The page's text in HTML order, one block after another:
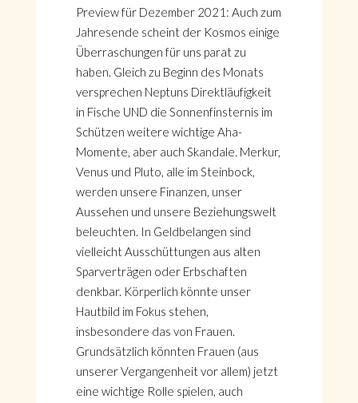
Preview für Dezember 2021: Auch zum
Jahresende scheint der Kosmos einige
Überraschungen für uns parat zu
haben. Gleich zu Beginn des Monats
versprechen Neptuns Direktläufigkeit
in Fische UND die Sonnenfinsternis im
Schützen weitere wichtige Aha-
Momente, aber auch Skandale. Merkur,
Venus und Pluto, alle im Steinbock,
werden unsere Finanzen, unser
Aussehen und unsere Beziehungswelt
beleuchten. In Geldbelangen sind
vielleicht Ausschüttungen aus alten
Sparverträgen oder Erbschaften
denkbar. Körperlich könnte unser
Hautbild im Fokus stehen,
insbesondere das von Frauen.
Grundsätzlich könnten Frauen (aus
unserer Vergangenheit vor allem) jetzt
eine wichtige Rolle spielen, auch